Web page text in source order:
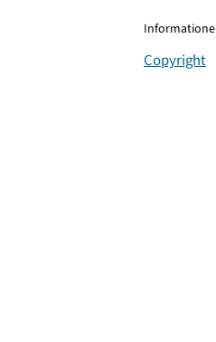
Copyright